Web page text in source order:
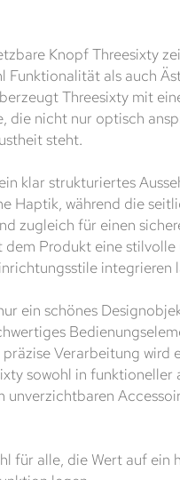
Knopf Threesixty
Funktionalität als auch
Threesixty mit
die nicht nur optisch
steht.
klar strukturiertes
Haptik, während die
zugleich für einen
Produkt eine
integrieren
ein schönes
Verarbeitung wird
sowohl in funktioneller
unverzichtbaren
für alle, die Wert auf ein